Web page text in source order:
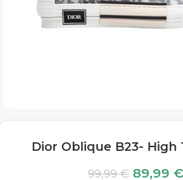
Dior Oblique B23- High
99,99€ 89,99 €